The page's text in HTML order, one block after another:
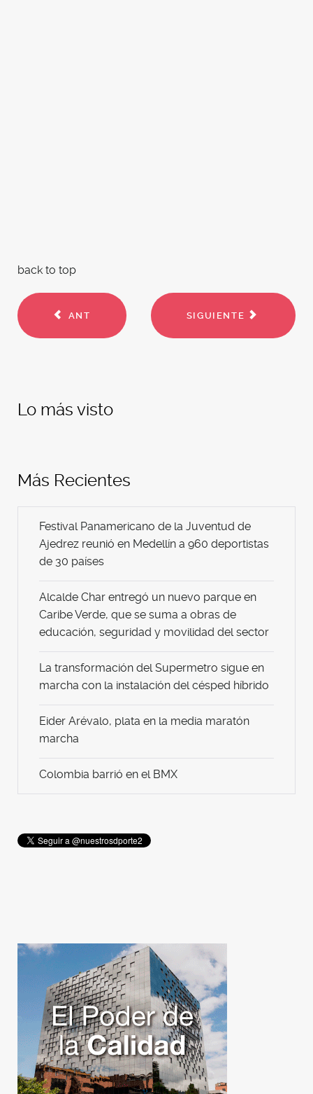
back to top
ANT SIGUIENTE
Lo más visto
Más Recientes
Festival Panamericano de la Juventud de
Ajedrez reunió en Medellín a 960 deportistas
de 30 países
Alcalde Char entregó un nuevo parque en
Caribe Verde, que se suma a obras de
educación, seguridad y movilidad del sector
La transformación del Supermetro sigue en
marcha con la instalación del césped híbrido
Eider Arévalo, plata en la media maratón
marcha
Colombia barrió en el BMX